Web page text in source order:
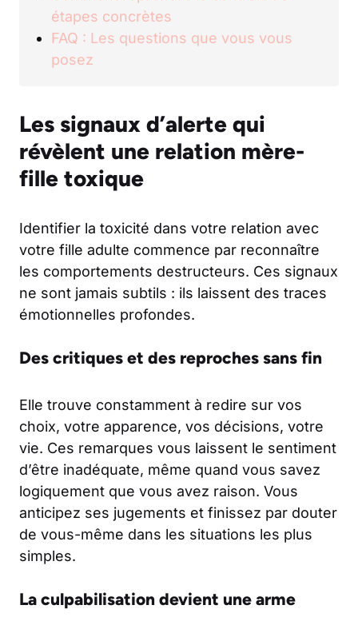
étapes concrètes
FAQ : Les questions que vous vous
posez
Les signaux d’alerte qui
révèlent une relation mère-
fille toxique
Identifier la toxicité dans votre relation avec
votre fille adulte commence par reconnaître
les comportements destructeurs. Ces signaux
ne sont jamais subtils : ils laissent des traces
émotionnelles profondes.
Des critiques et des reproches sans fin
Elle trouve constamment à redire sur vos
choix, votre apparence, vos décisions, votre
vie. Ces remarques vous laissent le sentiment
d’être inadéquate, même quand vous savez
logiquement que vous avez raison. Vous
anticipez ses jugements et finissez par douter
de vous-même dans les situations les plus
simples.
La culpabilisation devient une arme